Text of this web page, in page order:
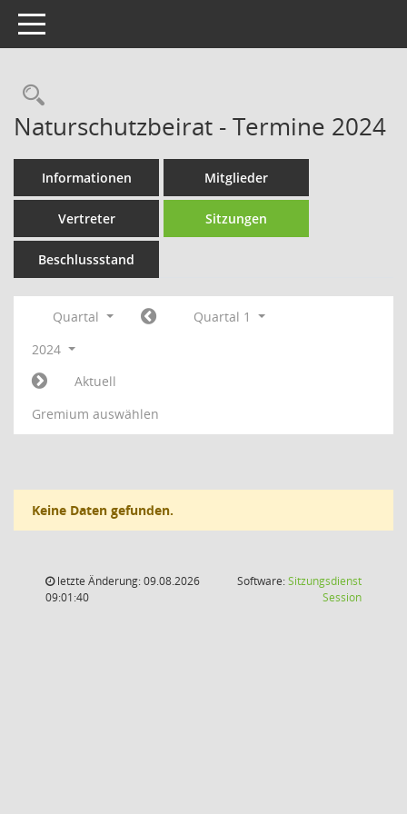
Toggle navigation
Rechercheauswahl
Naturschutzbeirat - Termine 2024
Informationen Mitglieder
Vertreter Sitzungen
Beschlussstand
Quartal
Quartal 1
2024
Aktuell
Gremium auswählen
Keine Daten gefunden.
letzte Änderung: 09.08.2026
09:01:40
Software:Sitzungsdienst
Session(Wird in